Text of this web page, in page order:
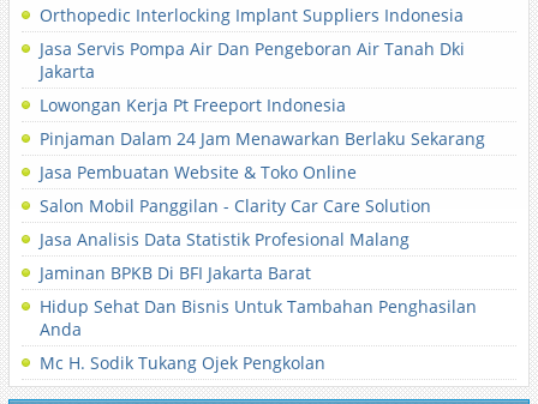
Orthopedic Interlocking Implant Suppliers Indonesia
Jasa Servis Pompa Air Dan Pengeboran Air Tanah Dki
Jakarta
Lowongan Kerja Pt Freeport Indonesia
Pinjaman Dalam 24 Jam Menawarkan Berlaku Sekarang
Jasa Pembuatan Website & Toko Online
Salon Mobil Panggilan - Clarity Car Care Solution
Jasa Analisis Data Statistik Profesional Malang
Jaminan BPKB Di BFI Jakarta Barat
Hidup Sehat Dan Bisnis Untuk Tambahan Penghasilan
Anda
Mc H. Sodik Tukang Ojek Pengkolan